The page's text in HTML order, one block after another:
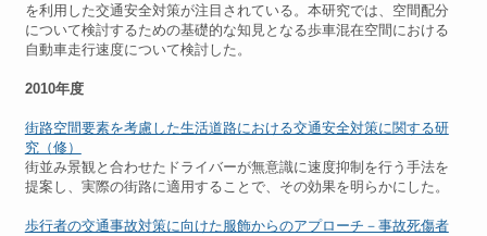
を利用した交通安全対策が注目されている。本研究では、空間配分
について検討するための基礎的な知見となる歩車混在空間における
自動車走行速度について検討した。
2010年度
街路空間要素を考慮した生活道路における交通安全対策に関する研
究（修）
街並み景観と合わせたドライバーが無意識に速度抑制を行う手法を
提案し、実際の街路に適用することで、その効果を明らかにした。
歩行者の交通事故対策に向けた服飾からのアプローチ－事故死傷者